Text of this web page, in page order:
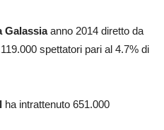
Galassiaanno 2014 diretto da
spettatori pari al 4.7% di
ha intrattenuto 651.000